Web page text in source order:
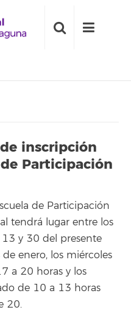
inscripción
Participación
de Participación
tendrá lugar entre los
13 y 30 del presente
de enero, los miércoles
a 20 horas y los
de 10 a 13 horas
20.